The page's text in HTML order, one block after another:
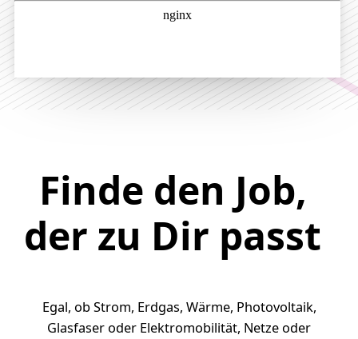
Finde den Job,
der zu Dir passt
Egal, ob Strom, Erdgas, Wärme, Photovoltaik,
Glasfaser oder Elektromobilität, Netze oder